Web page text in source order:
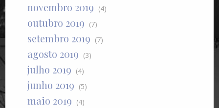
novembro 2019 (4)
outubro 2019 (7)
setembro 2019 (7)
agosto 2019 (3)
julho 2019 (4)
junho 2019 (5)
maio 2019 (4)